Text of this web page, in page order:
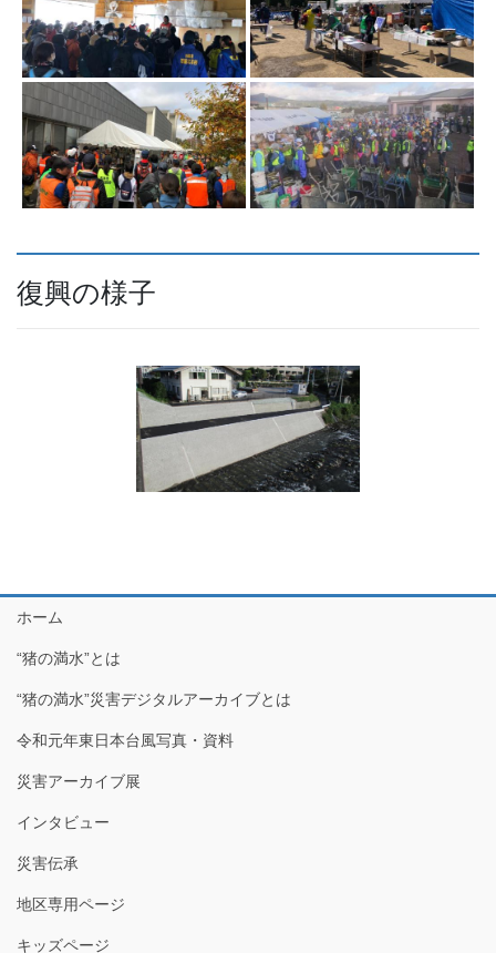
復興の様子
ホーム
“猪の満水”とは
“猪の満水”災害デジタルアーカイブとは
令和元年東日本台風写真・資料
災害アーカイブ展
インタビュー
災害伝承
地区専用ページ
キッズページ